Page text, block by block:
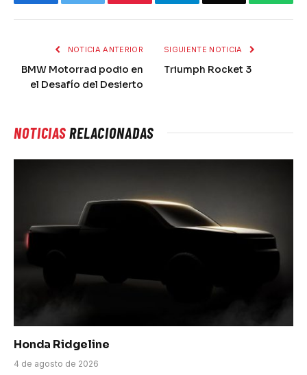
NOTICIA ANTERIOR
BMW Motorrad podio en
el Desafío del Desierto
SIGUIENTE NOTICIA
Triumph Rocket 3
NOTICIASRELACIONADAS
Honda Ridgeline
4 de agosto de 2026